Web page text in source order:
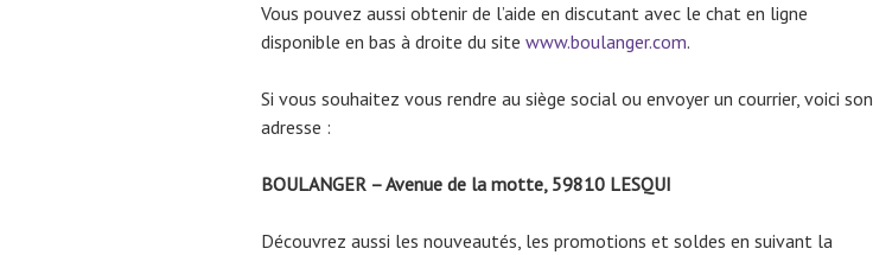
Vous pouvez aussi obtenir de l’aide en discutant avec le chat en ligne
disponible en bas à droite du site www.boulanger.com.
Si vous souhaitez vous rendre au siège social ou envoyer un courrier, voici son
adresse :
BOULANGER – Avenue de la motte, 59810 LESQUI
Découvrez aussi les nouveautés, les promotions et soldes en suivant la